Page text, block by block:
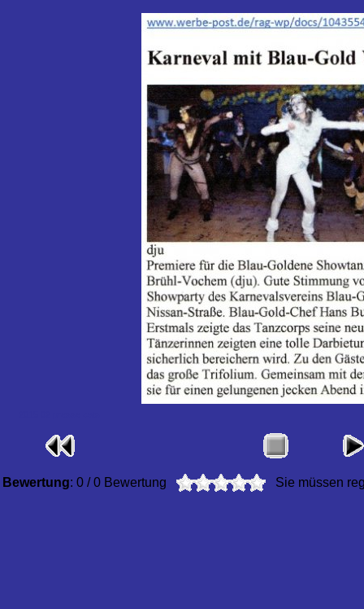
Bewertung: 0 / 0 Bewertung Sie müssen